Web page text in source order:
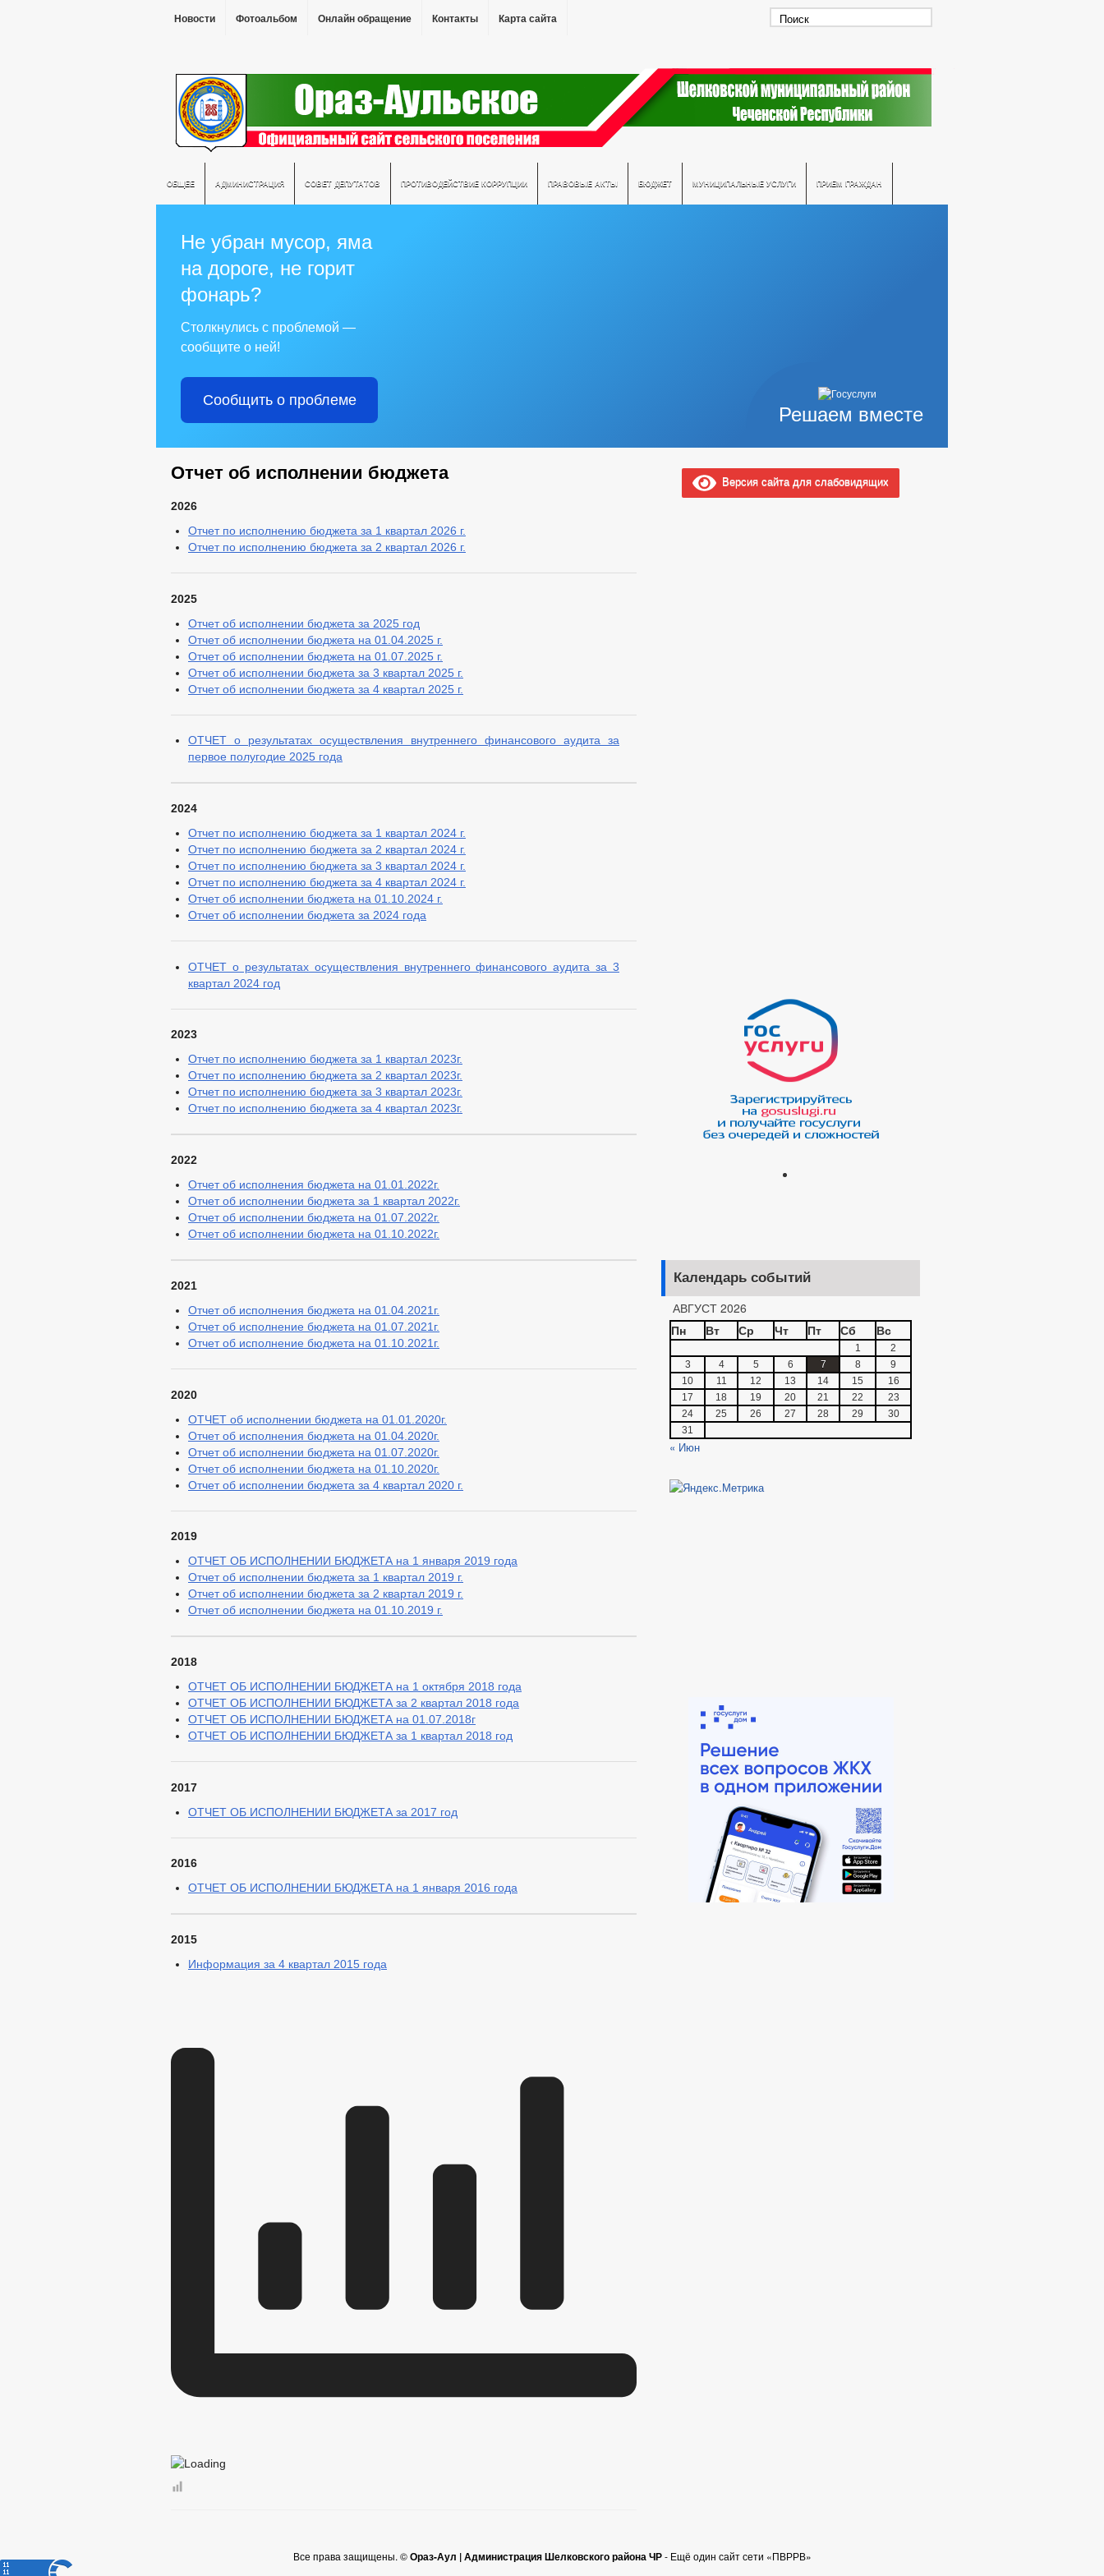
Новости Фотоальбом Онлайн обращение Контакты Карта сайта
ОБЩЕЕ АДМИНИСТРАЦИЯ СОВЕТ ДЕПУТАТОВ ПРОТИВОДЕЙСТВИЕ КОРРУПЦИИ ПРАВОВЫЕ АКТЫ БЮДЖЕТ МУНИЦИПАЛЬНЫЕ УСЛУГИ ПРИЕМ ГРАЖДАН
Решаем вместе
Не убран мусор, яма
на дороге, не горит
фонарь?
Столкнулись с проблемой —
сообщите о ней!
Сообщить о проблеме
Отчет об исполнении бюджета
2026
Отчет по исполнению бюджета за 1 квартал 2026 г.
Отчет по исполнению бюджета за 2 квартал 2026 г.
2025
Отчет об исполнении бюджета за 2025 год
Отчет об исполнении бюджета на 01.04.2025 г.
Отчет об исполнении бюджета на 01.07.2025 г.
Отчет об исполнении бюджета за 3 квартал 2025 г.
Отчет об исполнении бюджета за 4 квартал 2025 г.
ОТЧЕТ о результатах осуществления внутреннего финансового аудита за
первое полугодие 2025 года
2024
Отчет по исполнению бюджета за 1 квартал 2024 г.
Отчет по исполнению бюджета за 2 квартал 2024 г.
Отчет по исполнению бюджета за 3 квартал 2024 г.
Отчет по исполнению бюджета за 4 квартал 2024 г.
Отчет об исполнении бюджета на 01.10.2024 г.
Отчет об исполнении бюджета за 2024 года
ОТЧЕТ о результатах осуществления внутреннего финансового аудита за 3
квартал 2024 год
2023
Отчет по исполнению бюджета за 1 квартал 2023г.
Отчет по исполнению бюджета за 2 квартал 2023г.
Отчет по исполнению бюджета за 3 квартал 2023г.
Отчет по исполнению бюджета за 4 квартал 2023г.
2022
Отчет об исполнения бюджета на 01.01.2022г.
Отчет об исполнении бюджета за 1 квартал 2022г.
Отчет об исполнении бюджета на 01.07.2022г.
Отчет об исполнении бюджета на 01.10.2022г.
2021
Отчет об исполнения бюджета на 01.04.2021г.
Отчет об исполнение бюджета на 01.07.2021г.
Отчет об исполнение бюджета на 01.10.2021г.
2020
ОТЧЕТ об исполнении бюджета на 01.01.2020г.
Отчет об исполнения бюджета на 01.04.2020г.
Отчет об исполнении бюджета на 01.07.2020г.
Отчет об исполнении бюджета на 01.10.2020г.
Отчет об исполнении бюджета за 4 квартал 2020 г.
2019
ОТЧЕТ ОБ ИСПОЛНЕНИИ БЮДЖЕТА на 1 января 2019 года
Отчет об исполнении бюджета за 1 квартал 2019 г.
Отчет об исполнении бюджета за 2 квартал 2019 г.
Отчет об исполнении бюджета на 01.10.2019 г.
2018
ОТЧЕТ ОБ ИСПОЛНЕНИИ БЮДЖЕТА на 1 октября 2018 года
ОТЧЕТ ОБ ИСПОЛНЕНИИ БЮДЖЕТА за 2 квартал 2018 года
ОТЧЕТ ОБ ИСПОЛНЕНИИ БЮДЖЕТА на 01.07.2018г
ОТЧЕТ ОБ ИСПОЛНЕНИИ БЮДЖЕТА за 1 квартал 2018 год
2017
ОТЧЕТ ОБ ИСПОЛНЕНИИ БЮДЖЕТА за 2017 год
2016
ОТЧЕТ ОБ ИСПОЛНЕНИИ БЮДЖЕТА на 1 января 2016 года
2015
Информация за 4 квартал 2015 года
Версия сайта для слабовидящих
Календарь событий
АВГУСТ 2026
Пн
Вт Ср Чт Пт Сб Вс
1
2
3
4 5 6 7 8
9
10
11 12 13 14 15
16
17
18 19 20 21 22
23
24
25 26 27 28 29
30
31
« Июн
Все права защищены. ©Ораз-Аул | Администрация Шелковского района ЧР- Ещё один сайт сети «ПВРРВ»